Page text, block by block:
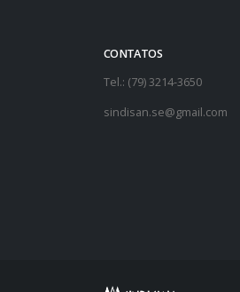
CONTATOS
Tel.: (79) 3214-3650
sindisan.se@gmail.com